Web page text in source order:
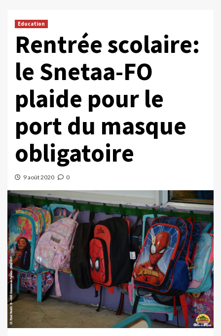
Education
Rentrée scolaire:
le Snetaa-FO
plaide pour le
port du masque
obligatoire
9 août 2020 0